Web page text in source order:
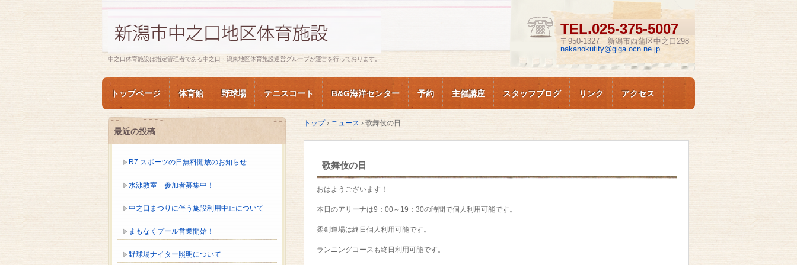
中之口体育施設は指定管理者である中之口・潟東地区体育施設運営グループが運営を行っております。
TEL.025-375-5007
〒950-1327 新潟市西蒲区中之口298
nakanokutity@giga.ocn.ne.jp
トップページ 体育館 野球場 テニスコート B&G海洋センター 予約 主催講座 スタッフブログ リンク アクセス
トップ › ニュース › 歌舞伎の日
歌舞伎の日
おはようございます！
本日のアリーナは9：00～19：30の時間で個人利用可能です。
柔剣道場は終日個人利用可能です。
ランニングコースも終日利用可能です。
最近の投稿
R7.スポーツの日無料開放のお知らせ
水泳教室 参加者募集中！
中之口まつりに伴う施設利用中止について
まもなくプール営業開始！
野球場ナイター照明について